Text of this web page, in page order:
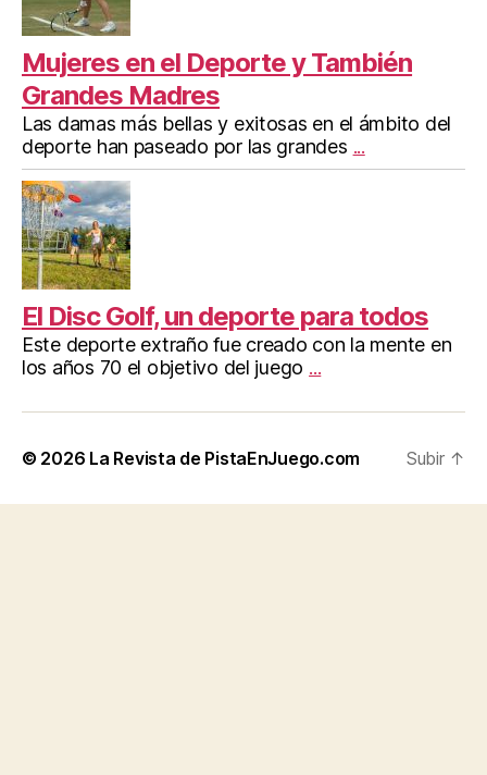
Mujeres en el Deporte y También
Grandes Madres
Las damas más bellas y exitosas en el ámbito del
deporte han paseado por las grandes ...
El Disc Golf, un deporte para todos
Este deporte extraño fue creado con la mente en
los años 70 el objetivo del juego ...
© 2026 La Revista de PistaEnJuego.com Subir ↑